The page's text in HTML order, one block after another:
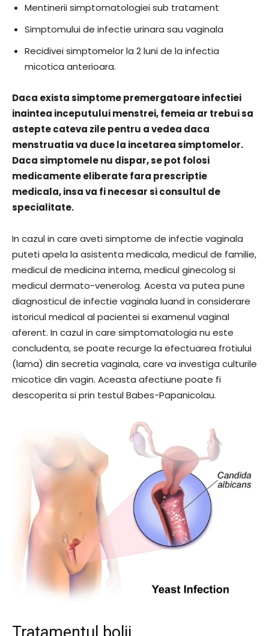
Mentinerii simptomatologiei sub tratament
Simptomului de infectie urinara sau vaginala
Recidivei simptomelor la 2 luni de la infectia
micotica anterioara.
Daca exista simptome premergatoare infectiei
inaintea inceputului menstrei, femeia ar trebui sa
astepte cateva zile pentru a vedea daca
menstruatia va duce la incetarea simptomelor.
Daca simptomele nu dispar, se pot folosi
medicamente eliberate fara prescriptie
medicala, insa va fi necesar si consultul de
specialitate.
In cazul in care aveti simptome de infectie vaginala
puteti apela la asistenta medicala, medicul de familie,
medicul de medicina interna, medicul ginecolog si
medicul dermato-venerolog. Acesta va putea pune
diagnosticul de infectie vaginala luand in considerare
istoricul medical al pacientei si examenul vaginal
aferent. In cazul in care simptomatologia nu este
concludenta, se poate recurge la efectuarea frotiului
(lama) din secretia vaginala, care va investiga culturile
micotice din vagin. Aceasta afectiune poate fi
descoperita si prin testul Babes-Papanicolau.